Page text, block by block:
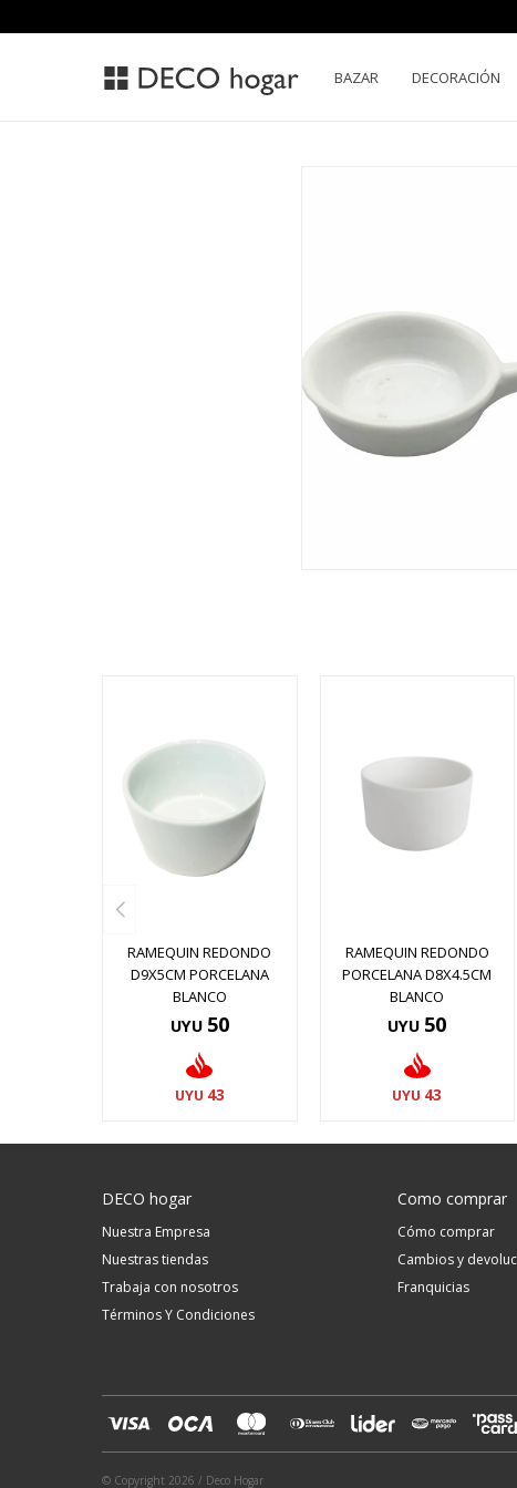
BAZAR DECORACIÓN
RAMEQUIN REDONDO
D9X5CM PORCELANA
BLANCO
UYU 50
UYU 43
RAMEQUIN REDONDO
PORCELANA D8X4.5CM
BLANCO
UYU 50
UYU 43
DECO hogar
Nuestra Empresa
Nuestras tiendas
Trabaja con nosotros
Términos Y Condiciones
Como comprar
Cómo comprar
Cambios y
Franquicias
© Copyright 2026 / Deco Hogar